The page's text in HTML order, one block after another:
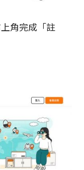
上角完成「註